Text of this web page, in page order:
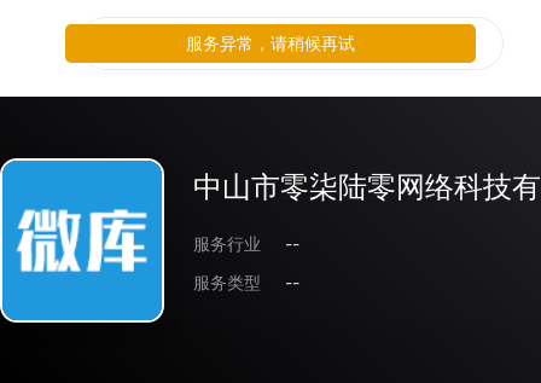
中山市零柒陆零网络科技
服务行业
--
服务类型
--
服务异常，请稍候再试